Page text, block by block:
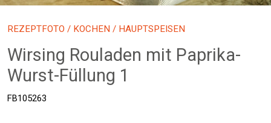
REZEPTFOTO / KOCHEN / HAUPTSPEISEN
Wirsing Rouladen mit Paprika-
Wurst-Füllung 1
FB105263